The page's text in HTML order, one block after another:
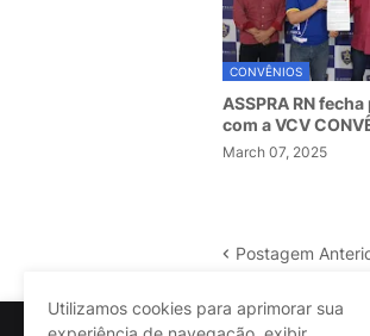
CONVÊNIOS
ASSPRA RN
com a VCV
March 07, 2025
Postagem
Utilizamos cookies para aprimorar sua